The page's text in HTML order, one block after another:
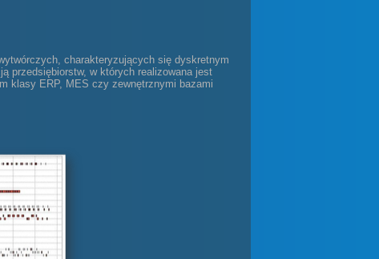
charakteryzujących się dyskretnym
przedsiębiorstw, w których realizowana jest
klasy ERP, MES czy zewnętrznymi bazami